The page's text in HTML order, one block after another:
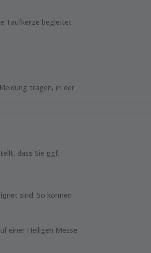
Taufkerze begleitet
tragen, in der
dass Sie ggf.
sind. So können
einer Heiligen Messe